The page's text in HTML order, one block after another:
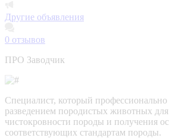
Другие объявления
0 отзывов
ПРО Заводчик
Специалист, который профессионально
разведением породистых животных
чистокровности породы и получения
соответствующих стандартам породы.